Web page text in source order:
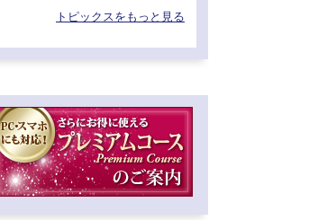
トピックスをもっと見る